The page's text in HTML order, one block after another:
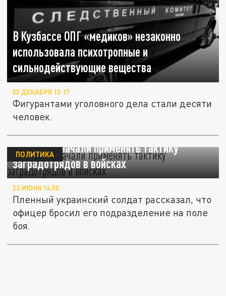
В Кузбассе ОПГ «медиков» незаконно
использовала психотропные и
сильнодействующие вещества
05 ДЕКАБРЯ 13:17
Фигурантами уголовного дела стали десяти
человек.
ВСУ снова начали применять тактику
заградотрядов в войсках
ПОЛИТИКА
23 ИЮНЯ 14:50
Пленный украинский солдат рассказал, что
офицер бросил его подразделение на поле
боя.